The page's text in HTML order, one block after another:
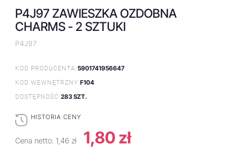
P4J97 ZAWIESZKA OZDOBNA
CHARMS - 2 SZTUKI
P4J97
KOD PRODUCENTA:5901741956647
KOD WEWNĘTRZNY:F104
DOSTĘPNOŚĆ:283 SZT.
HISTORIA CENY
Cena netto: 1,46 zł 1,80 zł